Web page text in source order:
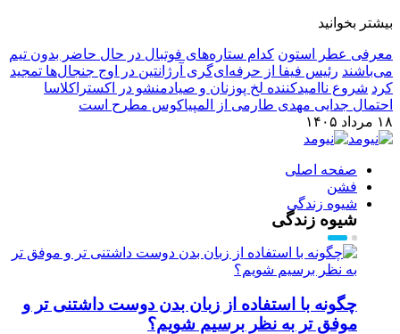
بیشتر بخوانید
معرفی عطر استون کدام ستاره‌های فوتبال در حال حاضر بدون تیم
می‌باشند رئیس فیفا از حرفه‌ای‌گری آرژانتین در اوج جنجال‌ها تمجید
کرد شروع ناامیدکننده لخ پوزنان و صیادمنشو در اکستراکلاسا
احتمال جدایی مهدی طارمی از المپیاکوس مطرح است
۱۸ مرداد ۱۴۰۵
صفحه اصلی
فشن
شیوه زندگی
شیوه زندگی
چگونه با استفاده از زبان بدن دوست داشتنی تر و
موفق تر به نظر برسیم شویم؟